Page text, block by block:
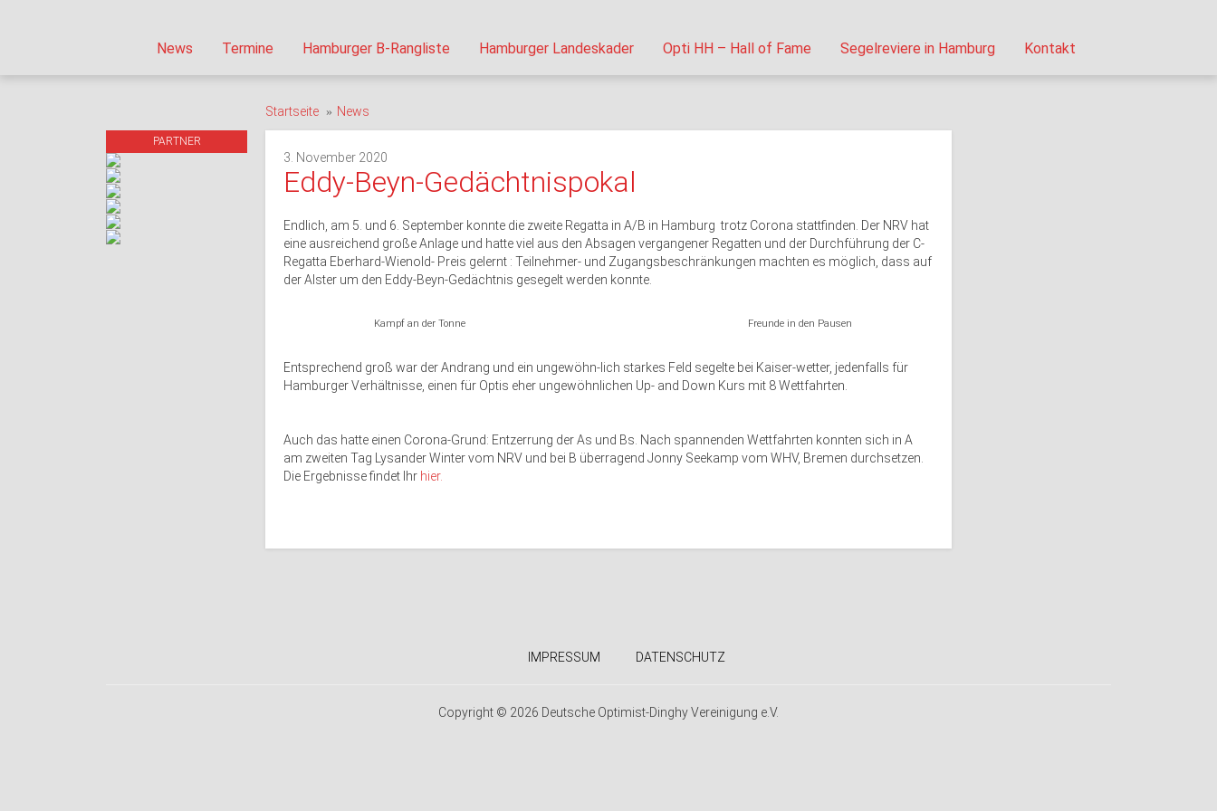
News Termine Hamburger B-Rangliste Hamburger Landeskader Opti HH – Hall of Fame Segelreviere in Hamburg Kontakt
PARTNER
Startseite News
3. November 2020
Eddy-Beyn-Gedächtnispokal
Endlich, am 5. und 6. September konnte die zweite Regatta in A/B in Hamburg trotz Corona stattfinden. Der NRV hat
eine ausreichend große Anlage und hatte viel aus den Absagen vergangener Regatten und der Durchführung der C-
Regatta Eberhard-Wienold- Preis gelernt : Teilnehmer- und Zugangsbeschränkungen machten es möglich, dass auf
der Alster um den Eddy-Beyn-Gedächtnis gesegelt werden konnte.
Kampf an der Tonne Freunde in den Pausen
Entsprechend groß war der Andrang und ein ungewöhn-lich starkes Feld segelte bei Kaiser-wetter, jedenfalls für
Hamburger Verhältnisse, einen für Optis eher ungewöhnlichen Up- and Down Kurs mit 8 Wettfahrten.
Auch das hatte einen Corona-Grund: Entzerrung der As und Bs. Nach spannenden Wettfahrten konnten sich in A
am zweiten Tag Lysander Winter vom NRV und bei B überragend Jonny Seekamp vom WHV, Bremen durchsetzen.
Die Ergebnisse findet Ihr hier.
IMPRESSUM DATENSCHUTZ
Copyright © 2026 Deutsche Optimist-Dinghy Vereinigung e.V.